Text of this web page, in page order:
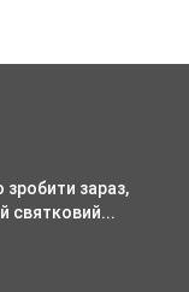
зробити зараз,
святковий...